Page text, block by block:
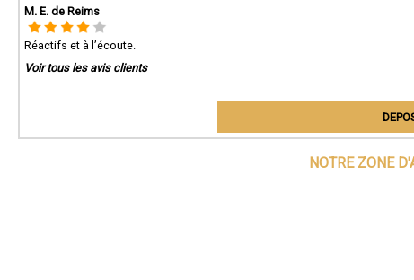
M. E. de Reims
Réactifs et à l’écoute.
Voir tous les avis clients
NOTRE ZONE